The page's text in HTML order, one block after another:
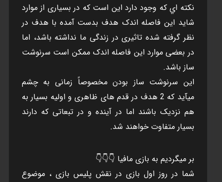
نکته اي که وجود دارد اين است که در بسياری از موارد
شايد اين فاصله اندک هدف بدست آمده با هدف در
نظر گرفته شده تاثيری در زندگی ما نداشته باشد، اما
در بعضی موارد اين فاصله اندک ممکن است سرنوشت
ساز باشد.
اين سرنوشت ساز بودن مخصوصاً زمانی به چشم
ميآيد که 2 هدف در قدم های ظاهری و اوليه بسيار به
هم نزديک باشند اما در آينده و در تبعاتی که دارند
بسيار متفاوت خواهند شد.
بر ميگرديم به بازی مافيا 👇👇👇
شما در روز اول بازی در نقش پليس بازی ، موضوع